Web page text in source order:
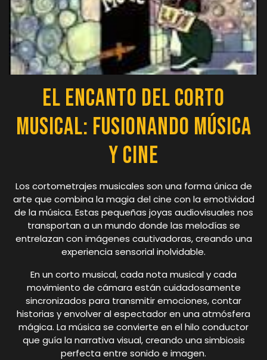
El Encanto del Corto
Musical: Fusionando Música
y Cine
Los cortometrajes musicales son una forma única de
arte que combina la magia del cine con la emotividad
de la música. Estas pequeñas joyas audiovisuales nos
transportan a un mundo donde las melodías se
entrelazan con imágenes cautivadoras, creando una
experiencia sensorial inolvidable.
En un corto musical, cada nota musical y cada
movimiento de cámara están cuidadosamente
sincronizados para transmitir emociones, contar
historias y envolver al espectador en una atmósfera
mágica. La música se convierte en el hilo conductor
que guía la narrativa visual, creando una simbiosis
perfecta entre sonido e imagen.